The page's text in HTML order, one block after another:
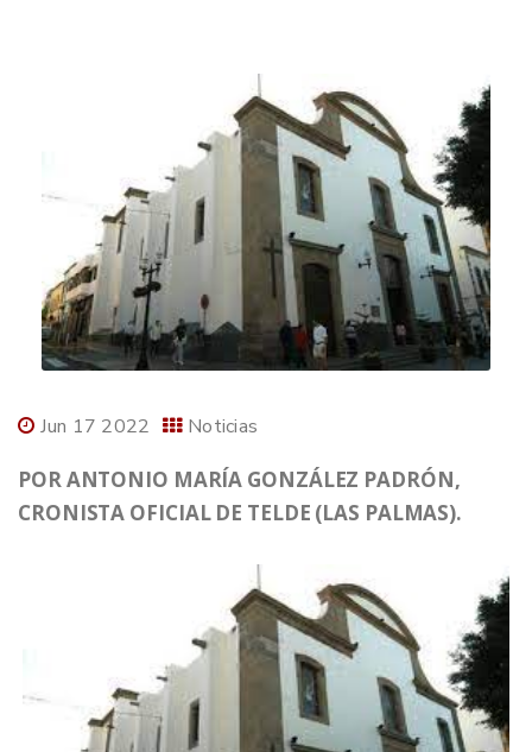
Jun 17 2022 Noticias
POR ANTONIO MARÍA GONZÁLEZ PADRÓN,
CRONISTA OFICIAL DE TELDE (LAS PALMAS).